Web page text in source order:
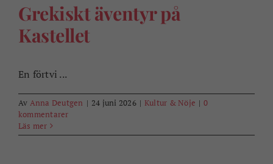
Grekiskt äventyr på
Kastellet
En förtvi ...
Av Anna Deutgen | 24 juni 2026 | Kultur & Nöje | 0
kommentarer
Läs mer